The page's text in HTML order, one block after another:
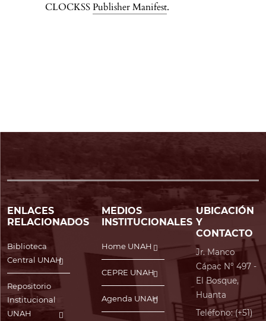
CLOCKSSPublisher Manifest.
ENLACES
RELACIONADOS
Biblioteca
Central UNAH
Repositorio
Institucional
UNAH
MEDIOS
INSTITUCIONALES
Home UNAH
CEPRE UNAH
Agenda UNAH
UBICACIÓN
Y
CONTACTO
Jr. Manco
Cápac N° 497 -
El Bosque,
Huanta
Teléfono: (+51)